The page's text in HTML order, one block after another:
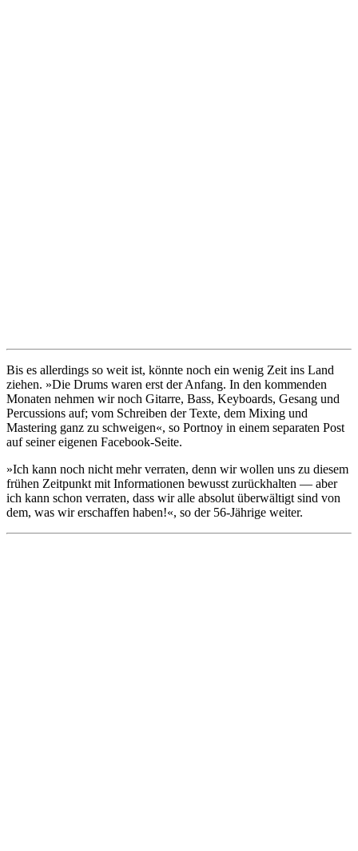
Bis es allerdings so weit ist, könnte noch ein wenig Zeit ins Land
ziehen. »Die Drums waren erst der Anfang. In den kommenden
Monaten nehmen wir noch Gitarre, Bass, Keyboards, Gesang und
Percussions auf; vom Schreiben der Texte, dem Mixing und
Mastering ganz zu schweigen«, so Portnoy in einem separaten Post
auf seiner eigenen Facebook-Seite.
»Ich kann noch nicht mehr verraten, denn wir wollen uns zu diesem
frühen Zeitpunkt mit Informationen bewusst zurückhalten — aber
ich kann schon verraten, dass wir alle absolut überwältigt sind von
dem, was wir erschaffen haben!«, so der 56-Jährige weiter.